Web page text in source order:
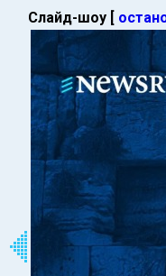
Слайд-шоу [